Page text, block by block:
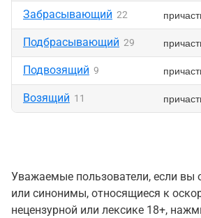
Забрасывающий 22
Подбрасывающий 29
Подвозящий 9
Возящий 11
Уважаемые пользователи, если вы
или синонимы, относящиеся к
нецензурной или лексике 18+,